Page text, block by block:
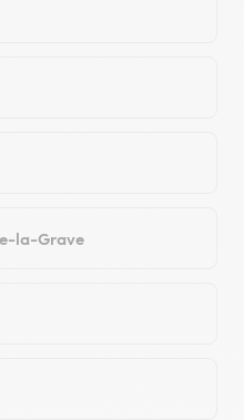
la-Grave